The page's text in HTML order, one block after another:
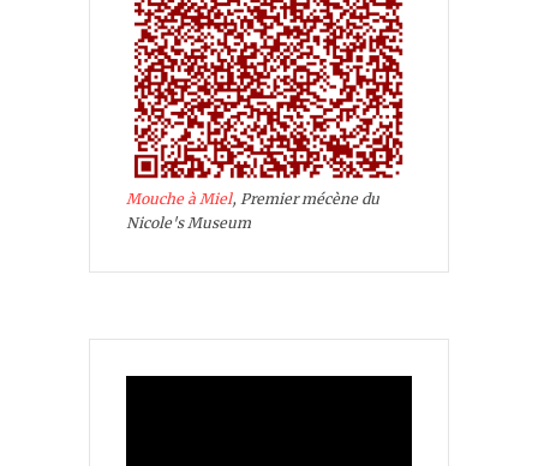
Mouche à Miel, Premier mécène du
Nicole's Museum